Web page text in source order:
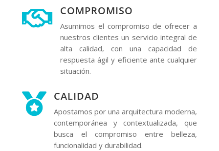
 COMPROMISO
Asumimos el compromiso de ofrecer a
nuestros clientes un servicio integral de
alta calidad, con una capacidad de
respuesta ágil y eficiente ante cualquier
situación.
 CALIDAD
Apostamos por una arquitectura moderna,
contemporánea y contextualizada, que
busca el compromiso entre belleza,
funcionalidad y durabilidad.